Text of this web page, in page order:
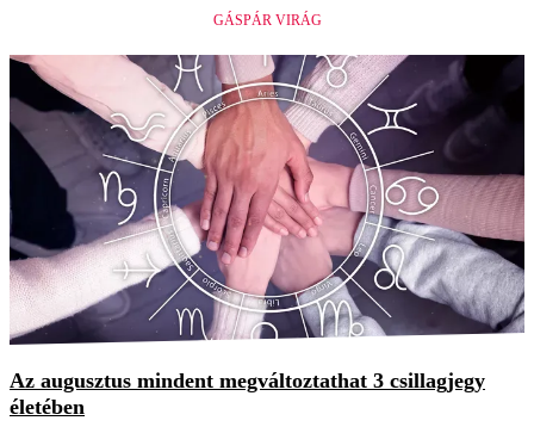
GÁSPÁR VIRÁG
Az augusztus mindent megváltoztathat 3 csillagjegy
életében